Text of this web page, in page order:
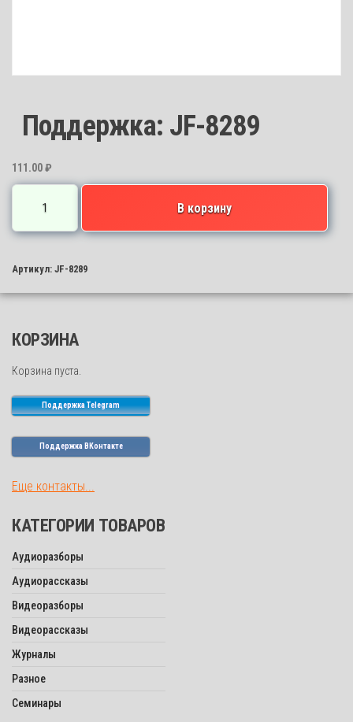
Поддержка: JF-8289
111.00₽
товара
Поддержка:
8289
В корзину
Артикул: JF-8289
КОРЗИНА
Корзина пуста.
Поддержка Telegram
Поддержка ВКонтакте
Еще контакты...
КАТЕГОРИИ ТОВАРОВ
Аудиоразборы
Аудиорассказы
Видеоразборы
Видеорассказы
Журналы
Разное
Семинары